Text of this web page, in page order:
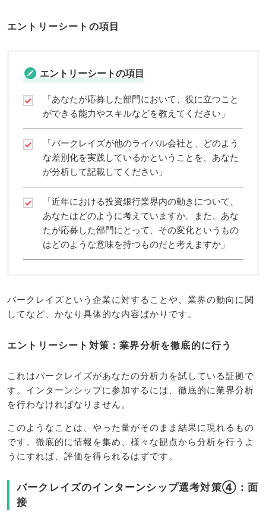
エントリーシートの項目
エントリーシートの項目
「あなたが応募した部門において、役に立つこと
ができる能力やスキルなどを教えてください」
「バークレイズが他のライバル会社と、どのよう
な差別化を実践しているかということを、あなた
が分析して記載してください」
「近年における投資銀行業界内の動きについて、
あなたはどのように考えていますか。また、あな
たが応募した部門にとって、その変化というもの
はどのような意味を持つものだと考えますか」
バークレイズという企業に対することや、業界の動向に関
してなど、かなり具体的な内容ばかりです。
エントリーシート対策：業界分析を徹底的に行う
これはバークレイズがあなたの分析力を試している証拠で
す。インターンシップに参加するには、徹底的に業界分析
を行わなければなりません。
このようなことは、やった量がそのまま結果に現れるもの
です。徹底的に情報を集め、様々な観点から分析を行うよ
うにすれば、評価を得られるはずです。
バークレイズのインターンシップ選考対策④：面
接